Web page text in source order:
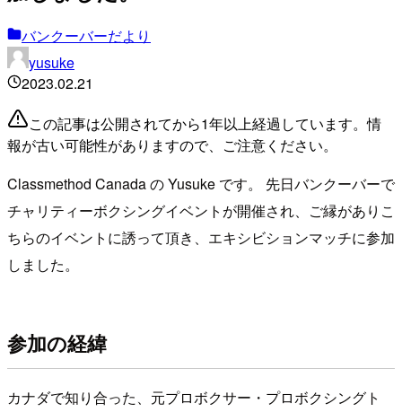
バンクーバーだより
yusuke
2023.02.21
この記事は公開されてから1年以上経過しています。情
報が古い可能性がありますので、ご注意ください。
Classmethod Canada の Yusuke です。 先日バンクーバーで
チャリティーボクシングイベントが開催され、ご縁がありこ
ちらのイベントに誘って頂き、エキシビションマッチに参加
しました。
参加の経緯
カナダで知り合った、元プロボクサー・プロボクシングト